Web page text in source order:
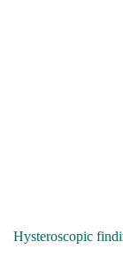
Hysteroscopic